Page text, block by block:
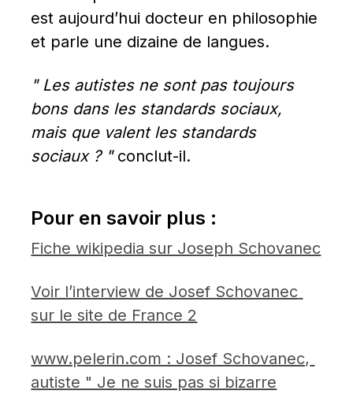
est aujourd’hui docteur en philosophie
et parle une dizaine de langues.
" Les autistes ne sont pas toujours
bons dans les standards sociaux,
mais que valent les standards
sociaux ? " conclut-il.
Pour en savoir plus :
Fiche wikipedia sur Joseph Schovanec
Voir l’interview de Josef Schovanec
sur le site de France 2
www.pelerin.com : Josef Schovanec,
autiste " Je ne suis pas si bizarre